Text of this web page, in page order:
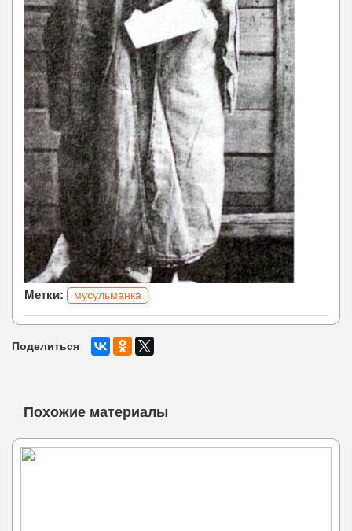
Метки: мусульманка
Поделиться
Похожие материалы